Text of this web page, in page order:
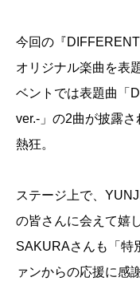
今回の『
オリジナル楽曲を表
ベントでは表題曲「
ver.-」の2曲が披露
熱狂。
ステージ上で、
の皆さんに会えて嬉
SAKURAさんも「特
ァンからの応援に感